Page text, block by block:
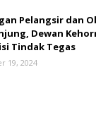
Pelangsir dan
Dewan
Tindak Tegas
19, 2024